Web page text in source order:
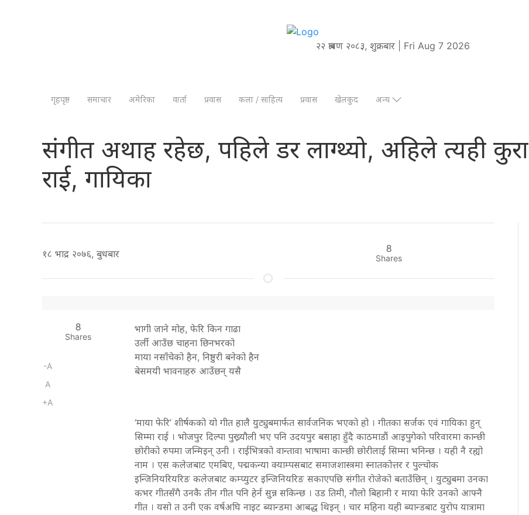
२२ श्रावण २०८३, शुक्रबार | Fri Aug 7 2026
गृहपृष्ठ समाचार अमेरिका वार्ता प्रवास कला / साहित्य प्रवास खेलकुद अन्य
संगीत अथाह रहेछ, पहिले डर लाग्थ्यो, अहिले त्यही कुरा
राई, गायिका
१८ भाद्र २०७६, बुधबार 8
Shares
8
Shares
-A
A
+A
भागी जाने मोह, फेरि किन गाढा
उर्ली आउँछ चाहना छिनभरको
माया नसाँचेको हैन, निष्ठुरी बनेको हैन
बेसमयी भावनाहरु आउँछन् यसै
‘माया फेरि’ शीर्षकको यो गीत हालै युट्युबमार्फत सार्वजनिक भएको हो । गीतका सर्जक एवं गायिका हुन्
सिम्मा राई । भोजपुर दिल्पा पुख्र्यौली भए पनि उदयपुर बसाहा हुँदै काठमाडौं आइपुगेको परिवारमा कान्छी
छोरीको रुपमा जन्मिइन् उनी । राईभित्रको वान्तावा भाषामा कान्छी छोरीलाई सिम्मा भनिन्छ । यही नै रह्यो
नाम । एस कलेजबाट एमबिए, पद्मकन्या क्याम्पसबाट समाजशास्त्रमा स्नातकोत्तर र पुल्चोक
इन्जिनियरियरिङ कलेजबाट कम्प्युटर इन्जिनियरिङ सकाएपछि संगीत रोजेको बताउँछिन् । युट्युबमा उनका
कभर गीतसँगै उनकै तीन गीत पनि हेर्न सुन्न सकिन्छ । उड तिमी, नौलो बिहानी र माया फेरि उनको आफ्नै
गीत । यसो त उनी एक वर्षअघि नाइट ब्यान्डमा आबद्ध थिइन् । चार महिना यही ब्यान्डबाट युरोप यात्रामा